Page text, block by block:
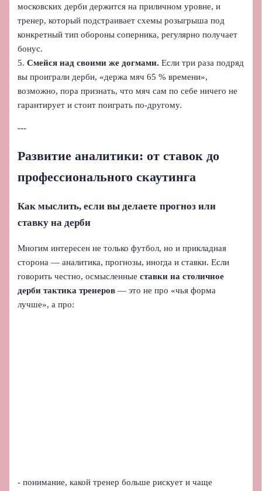
московских дерби держится на приличном уровне, и
тренер, который подстраивает схемы розыгрыша под
конкретный тип обороны соперника, регулярно получает
бонус.
5.Смейся над своими же догмами. Если три раза подряд
вы проиграли дерби, «держа мяч 65 % времени»,
возможно, пора признать, что мяч сам по себе ничего не
гарантирует и стоит поиграть по-другому.
---
Развитие аналитики: от ставок до
профессионального скаутинга
Как мыслить, если вы делаете прогноз или
ставку на дерби
Многим интересен не только футбол, но и прикладная
сторона — аналитика, прогнозы, иногда и ставки. Если
говорить честно, осмысленныеставки на столичное
дерби тактика тренеров — это не про «чья форма
лучше», а про:
- понимание, какой тренер больше рискует и чаще